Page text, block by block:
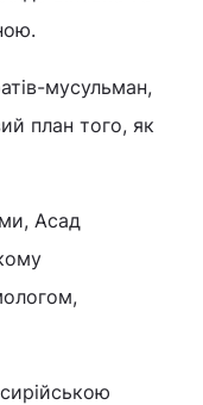
мусульман,
план того, як
Асад